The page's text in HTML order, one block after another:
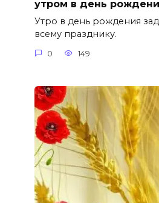
утром в день
Утро в день рождения
всему празднику.
0 149